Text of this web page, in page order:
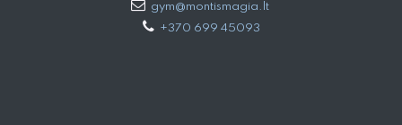
gym@montismagia.lt
+370 699 45093